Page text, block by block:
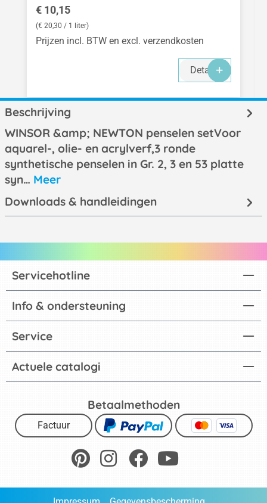
Normale prijs:
€ 10,15
(€ 20,30 / 1 liter)
Prijzen incl. BTW en excl. verzendkosten
Details
Beschrijving
WINSOR &amp; NEWTON penselen setVoor
aquarel-, olie- en acrylverf,3 ronde
synthetische penselen in Gr. 2, 3 en 53 platte
syn… Meer
Downloads & handleidingen
Actuele catalogi
Servicehotline
Info & ondersteuning
Service
Betaalmethoden
Factuur